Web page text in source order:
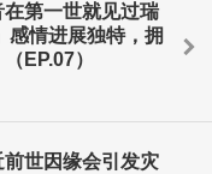
在第一世就见过瑞
感情进展独特，拥
EP.07）
前世因缘会引发灾